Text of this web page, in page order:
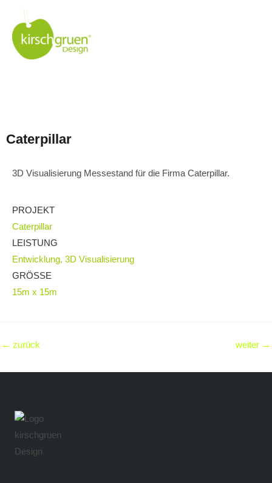
Caterpillar
3D Visualisierung Messestand für die Firma Caterpillar.
PROJEKT
Caterpillar
LEISTUNG
Entwicklung, 3D Visualisierung
GRÖSSE
15m x 15m
← zurück weiter →